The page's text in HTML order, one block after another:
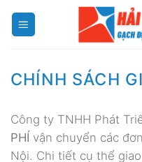
CHÍNH SÁCH
Công ty TNHH Phát
PHÍ vận chuyển các
Nội. Chi tiết cụ thể